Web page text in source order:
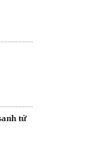
tử